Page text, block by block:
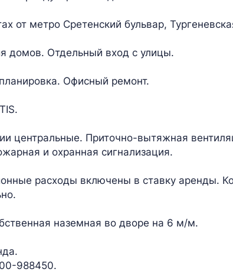
от метро Сретенский бульвар,
домов. Отдельный вход с улицы.
Офисный ремонт.
центральные. Приточно-вытяжная
и охранная сигнализация.
расходы включены в ставку аренды.
наземная во дворе на 6 м/м.
988450.